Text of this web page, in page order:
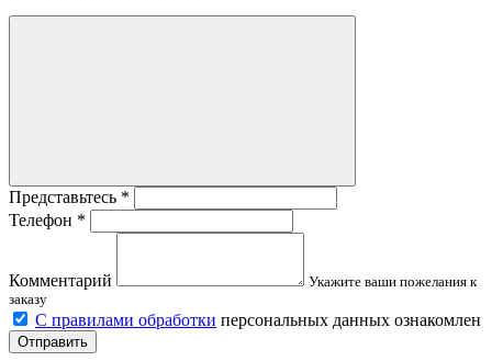
Представьтесь *
Телефон *
Комментарий
Укажите ваши пожелания к
заказу
С правилами обработки персональных данных ознакомлен
Отправить